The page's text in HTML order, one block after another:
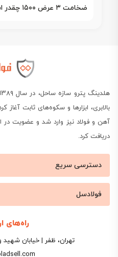
ضخامت ۳ عرض ۱۵۰۰ چقدر است؟
بالابری، ابزارها و سکوه‌های ثابت
آهن و فولاد نیز وارد شد و عضویت در
دریافت کرد.
دسترسی سریع
فولادسل
راه‌های
تهران، ظفر | خیابان شهید